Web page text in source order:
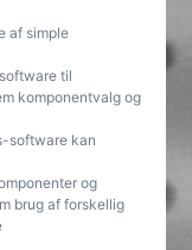
af simple
til
komponentvalg og
software kan
og
brug af forskellig